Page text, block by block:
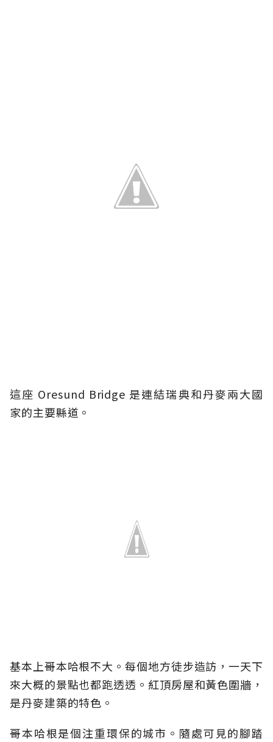
這座 Oresund Bridge 是連結瑞典和丹麥兩大國
家的主要縣道。
基本上哥本哈根不大。每個地方徒步造訪，一天下
來大概的景點也都跑透透。紅頂房屋和黃色圍牆，
是丹麥建築的特色。
哥本哈根是個注重環保的城市。隨處可見的腳踏